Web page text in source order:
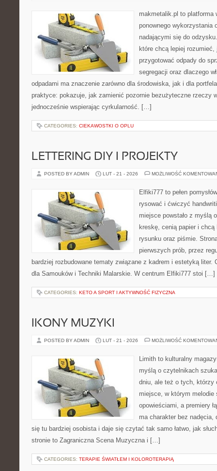
makmetalik.pl to platforma
ponownego wykorzystania
nadającymi się do
które chcą lepiej rozumieć,
przygotować odpady do
segregacji oraz dlaczego
odpadami ma znaczenie zarówno dla środowiska, jak i dla
praktyce: pokazuje, jak zamienić pozornie bezużyteczne rzeczy
jednocześnie wspierając cyrkularność. […]
CATEGORIES: CIEKAWOSTKI O OPLU
LETTERING DIY I PROJEKTY
POSTED BY ADMIN LUT - 21 - 2026 MOŻLIWOŚĆ
Elfiki777 to pełen
rysować i ćwiczyć
miejsce powstało z myślą
kreskę, cenią papier i chcą
rysunku oraz piśmie.
pierwszych prób, przez
bardziej rozbudowane tematy związane z kadrem i estetyką liter.
dla Samouków i Techniki Malarskie. W centrum Elfiki777 stoi […]
CATEGORIES: KETO A SPORT I AKTYWNOŚĆ FIZYCZNA
IKONY MUZYKI
POSTED BY ADMIN LUT - 21 - 2026 MOŻLIWOŚĆ
Limith to kulturalny
myślą o czytelnikach
dniu, ale też o tych, którzy
miejsce, w którym melodie
opowieściami, a premiery
ma charakter bez
się tu bardziej osobista i daje się czytać tak samo łatwo, jak
stronie to Zagraniczna Scena Muzyczna i […]
CATEGORIES: TERAPIE ŚWIATŁEM I KOLOROTERAPIĄ